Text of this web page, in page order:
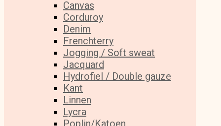
Canvas
Corduroy
Denim
Frenchterry
Jogging / Soft sweat
Jacquard
Hydrofiel / Double gauze
Kant
Linnen
Lycra
Poplin/Katoen